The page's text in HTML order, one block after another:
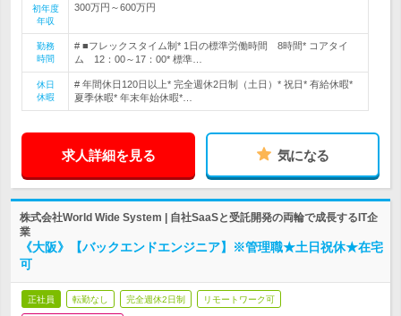
初年度
年収
300万円～600万円
勤務
時間
# ■フレックスタイム制* 1日の標準労働時間 8時間* コアタイ
ム 12：00～17：00* 標準…
休日
休暇
# 年間休日120日以上* 完全週休2日制（土日）* 祝日* 有給休暇*
夏季休暇* 年末年始休暇*…
求人詳細を見る 気になる
株式会社World Wide System | 自社SaaSと受託開発の両輪で成長するIT企
業
《大阪》【バックエンドエンジニア】※管理職★土日祝休★在宅
可
正社員 転勤なし 完全週休2日制 リモートワーク可